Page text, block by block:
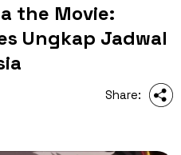
the Movie:
Ungkap Jadwal
Share: